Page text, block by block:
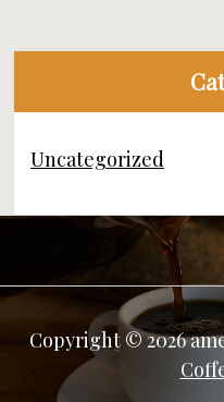
Uncategorized
Copyright © 2026